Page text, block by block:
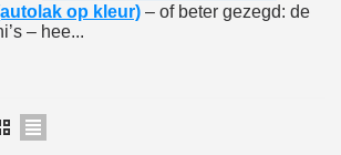
en ontvang shopping vouchers
korting op de eerste bestelling
op kleur)– of beter gezegd: de
– hee...